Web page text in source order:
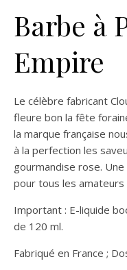
Barbe à
Empire
Le célèbre fabricant
fleure bon la fête
la marque française
à la perfection les
gourmandise rose.
pour tous les
Important : E-liquide
de 120 ml.
Fabriqué en France ;